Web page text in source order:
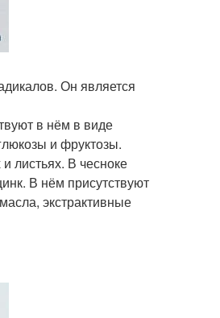
Он является
в нём в виде
и фруктозы.
листьях. В чесноке
В нём присутствуют
экстрактивные